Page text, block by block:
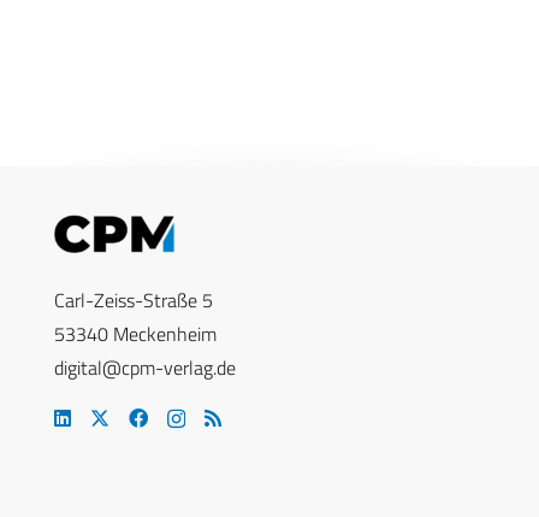
Carl-Zeiss-Straße 5
53340 Meckenheim
digital@cpm-verlag.de